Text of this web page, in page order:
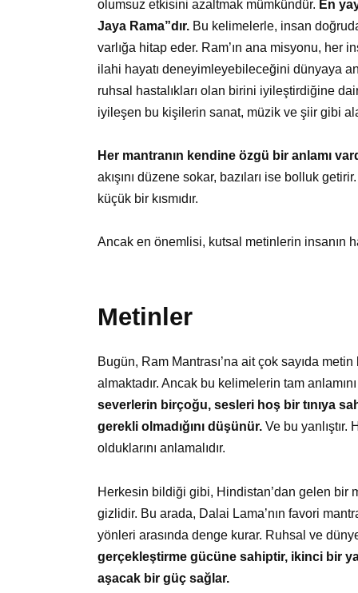
olumsuz etkisini azaltmak mümkündür. En
Jaya Rama”dır. Bu kelimelerle, insan
varlığa hitap eder. Ram’ın ana misyonu, her
ilahi hayatı deneyimleyebileceğini dünyaya
ruhsal hastalıkları olan birini iyileştirdiğine
iyileşen bu kişilerin sanat, müzik ve şiir gibi
Her mantranın kendine özgü bir anlamı
akışını düzene sokar, bazıları ise bolluk
küçük bir kısmıdır.
Ancak en önemlisi, kutsal metinlerin insanın
Metinler
Bugün, Ram Mantrası’na ait çok sayıda
almaktadır. Ancak bu kelimelerin tam
severlerin birçoğu, sesleri hoş bir tınıya
gerekli olmadığını düşünür. Ve bu
olduklarını anlamalıdır.
Herkesin bildiği gibi, Hindistan’dan gelen bir
gizlidir. Bu arada, Dalai Lama’nın favori
yönleri arasında denge kurar. Ruhsal ve
gerçekleştirme gücüne sahiptir, ikinci bir
aşacak bir güç sağlar.